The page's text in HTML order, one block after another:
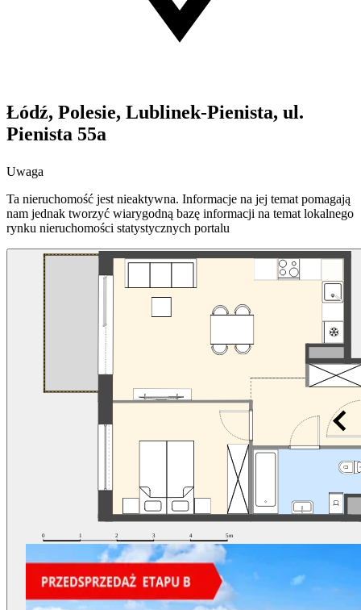
Łódź, Polesie, Lublinek-Pienista, ul.
Pienista 55a
Uwaga
Ta nieruchomość jest nieaktywna. Informacje na jej temat pomagają
nam jednak tworzyć wiarygodną bazę informacji na temat lokalnego
rynku nieruchomości statystycznych portalu